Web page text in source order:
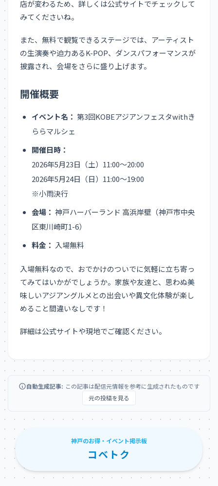
店が変わるため、詳しくは公式サイトでチェックして
みてくださいね。
また、無料で観覧できるステージでは、アーティスト
の生演奏や迫力あるK-POP、ダンスパフォーマンスが
披露され、会場をさらに盛り上げます。
開催概要
イベント名： 第3回KOBEアジアンフェスタwithき
ららマルシェ
開催日時：
2026年5月23日（土）11:00～20:00
2026年5月24日（日）11:00～19:00
※小雨決行
会場： 神戸ハーバーランド 高浜岸壁（神戸市中央
区東川崎町1-6）
料金： 入場無料
入場無料なので、おでかけのついでに気軽に立ち寄っ
てみてはいかがでしょうか。家族や友達と、思わぬ美
味しいアジアングルメとの出会いや異文化体験が楽し
めること間違いなしです！
詳細は公式サイトや現地でご確認ください。
自動生成記事: この記事は配信元情報を参考に生成されたものです
元の投稿を見る
神戸のお得・イベント掲示板
コベトク